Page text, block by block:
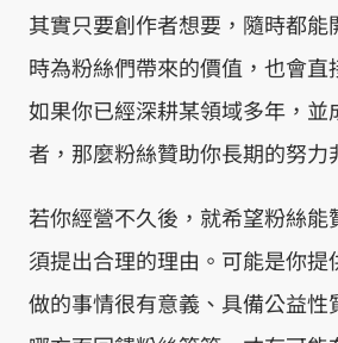
其實只要創作者想要，隨時都
時為粉絲們帶來的價值，也會
如果你已經深耕某領域多年，並
者，那麼粉絲贊助你長期的努力
若你經營不久後，就希望粉絲
須提出合理的理由。可能是你
做的事情很有意義、具備公益